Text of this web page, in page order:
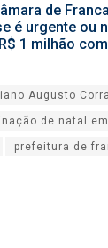
de
é urgente ou
1 milhão
Augusto
de natal
prefeitura de